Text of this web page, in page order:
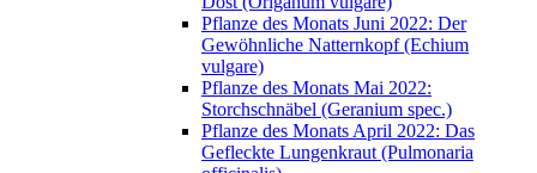
Pflanze des Monats Juni 2022: Der
Gewöhnliche Natternkopf (Echium
vulgare)
Pflanze des Monats Mai 2022:
Storchschnäbel (Geranium spec.)
Pflanze des Monats April 2022: Das
Gefleckte Lungenkraut (Pulmonaria